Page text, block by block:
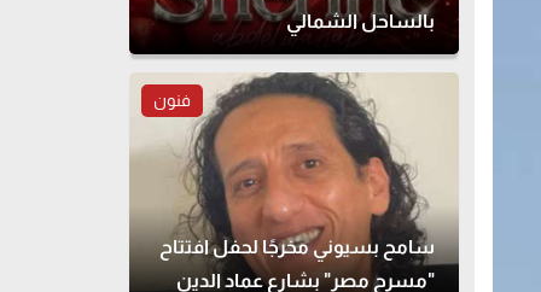
بالساحل الشمالي
فنون
سامح بسيوني مخرجًا لحفل افتتاح
"مسرح مصر" بشارع عماد الدين